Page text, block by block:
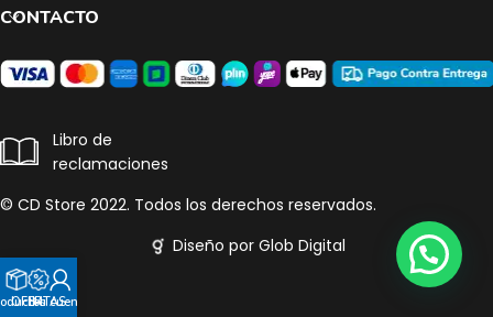
CONTACTO
Libro de
reclamaciones
© CD Store 2022. Todos los derechos reservados.
Diseño por Glob Digital
OFERTAS
Mi cuenta